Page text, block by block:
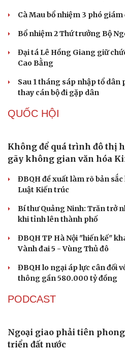
Du lịch
Tư vấn
Săn Tour
check-in
Cà Mau bổ nhiệm 3 phó giám
Bổ nhiệm 2 Thứ trưởng Bộ
Đại tá Lê Hồng Giang giữ
Cao Bằng
Sau 1 tháng sáp nhập tổ
thay cán bộ đi gặp dân
QUỐC HỘI
Không để quá trình đô thị
gãy không gian văn hóa
ĐBQH đề xuất làm rõ bản
Luật Kiến trúc
Bí thư Quảng Ninh: Trăn trở
khi tỉnh lên thành phố
ĐBQH TP Hà Nội "hiến kế"
Vành đai 5 - Vùng Thủ đô
ĐBQH lo ngại áp lực cân đối
thông gần 580.000 tỷ đồng
PODCAST
Ngoại giao phải tiên
triển đất nước